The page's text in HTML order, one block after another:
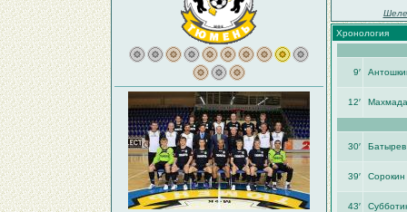
Хронология
9′
12′
30′ Батырев
39′ Сорокин
43′